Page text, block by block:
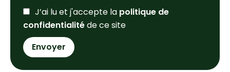
J’ai lu et j'accepte la politique de
confidentialitéde ce site
Envoyer